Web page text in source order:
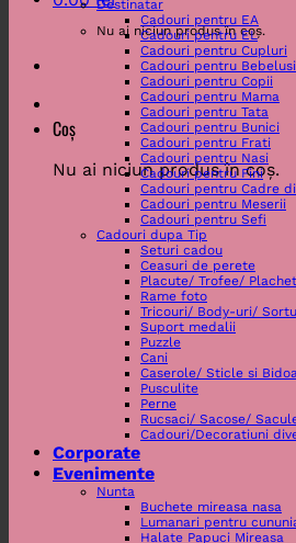
Nu ai niciun produs în coș.
Coș
Nu ai niciun produs în coș.
Destinatar
Cadouri pentru EA
Cadouri pentru EL
Cadouri pentru Cupluri
Cadouri pentru Bebelusi
Cadouri pentru Copii
Cadouri pentru Mama
Cadouri pentru Tata
Cadouri pentru Bunici
Cadouri pentru Frati
Cadouri pentru Nasi
Cadouri pentru Fini
Cadouri pentru Cadre
Cadouri pentru Meserii
Cadouri pentru Sefi
Cadouri dupa Tip
Seturi cadou
Ceasuri de perete
Placute/ Trofee/
Rame foto
Tricouri/ Body-uri/
Suport medalii
Puzzle
Cani
Caserole/ Sticle si
Pusculite
Perne
Rucsaci/ Sacose/
Cadouri/Decoratiuni
Corporate
Evenimente
Nunta
Buchete mireasa nasa
Lumanari pentru
Halate Papuci Mireasa